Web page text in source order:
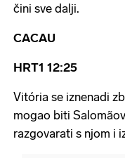
čini sve dalji.
CACAU
HRT1 12:25
Vitória se iznenadi
mogao biti
razgovarati s njom i